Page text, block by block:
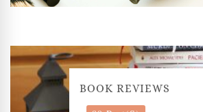
BOOK REVIEWS